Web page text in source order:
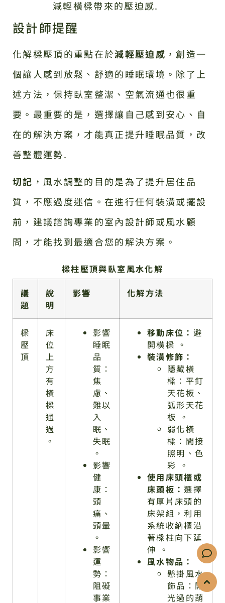
減輕橫樑帶來的壓迫感.
設計師提醒
化解樑壓頂的重點在於減輕壓迫感 ，創造一
個讓人感到放鬆、舒適的睡眠環境。除了上
述方法，保持臥室整潔、空氣流通也很重
要。最重要的是，選擇讓自己感到安心、自
在的解決方案，才能真正提升睡眠品質，改
善整體運勢.
切記 ，風水調整的目的是為了提升居住品
質，不應過度迷信。在進行任何裝潢或擺設
前，建議諮詢專業的室內設計師或風水顧
問，才能找到最適合您的解決方案。
樑柱壓頂與臥室風水化解
議
題
說
明
影響 化解方法
樑
壓
頂
床
位
上
方
有
橫
樑
通
過
。
影響
睡眠
品
質：
焦
慮、
難以
入
眠、
失眠
。
影響
健
康：
頭
痛、
頭暈
。
影響
運
勢：
阻礙
事業
移動床位： 避
開橫樑 。
裝潢修飾：
隱藏橫
樑：平釘
天花板、
弧形天花
板 。
弱化橫
樑：間接
照明、色
彩 。
使用床頭櫃或
床頭板：選擇
有厚片床頭的
床架組，利用
系統收納櫃沿
著樑柱向下延
伸 。
風水物品：
懸掛風水
飾品：開
光過的葫